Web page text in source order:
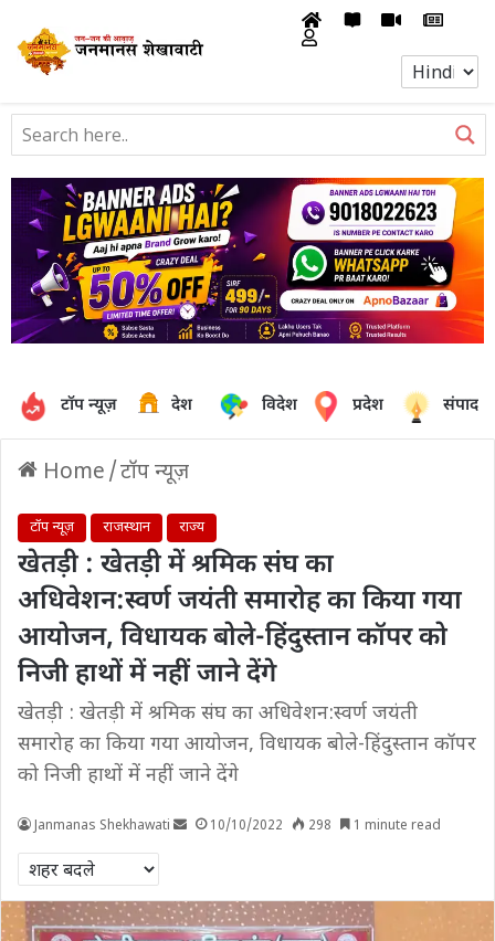
टॉप न्यूज़ देश विदेश प्रदेश
Home /टॉप न्यूज़
टॉप न्यूज़ राजस्थान राज्य
खेतड़ी : खेतड़ी में श्रमिक संघ का
अधिवेशन:स्वर्ण जयंती समारोह का किया गया
आयोजन, विधायक बोले-हिंदुस्तान कॉपर को
निजी हाथों में नहीं जाने देंगे
खेतड़ी : खेतड़ी में श्रमिक संघ का अधिवेशन:स्वर्ण जयंती
समारोह का किया गया आयोजन, विधायक बोले-हिंदुस्तान कॉपर
को निजी हाथों में नहीं जाने देंगे
Janmanas Shekhawati 10/10/2022 298 1 minute read